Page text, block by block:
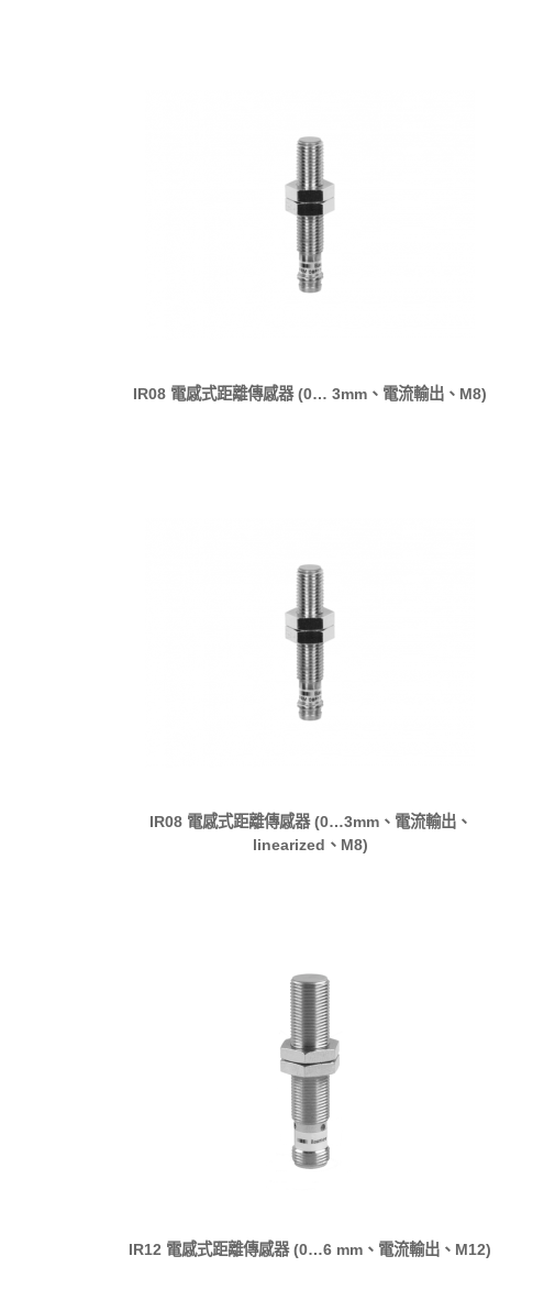
IR08 電感式距離傳感器 (0… 3mm、電流輸出、M8)
IR08 電感式距離傳感器 (0…3mm、電流輸出、
linearized、M8)
IR12 電感式距離傳感器 (0…6 mm、電流輸出、M12)